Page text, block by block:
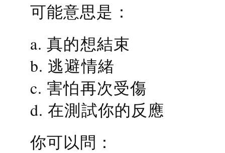
可能意思是：
a. 真的想結束
b. 逃避情緒
c. 害怕再次受傷
d. 在測試你的反應
你可以問：